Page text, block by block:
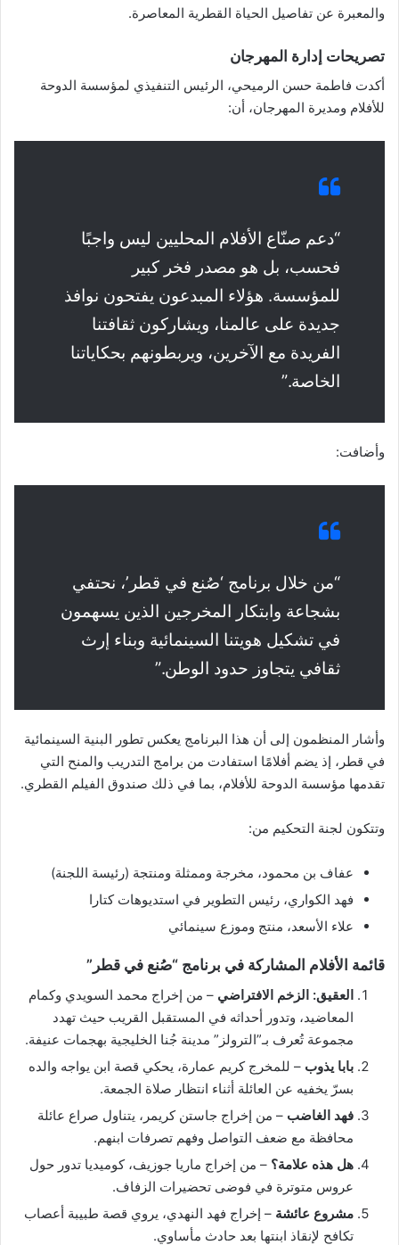
والمعبرة عن تفاصيل الحياة القطرية المعاصرة.
تصريحات إدارة المهرجان
أكدت فاطمة حسن الرميحي، الرئيس التنفيذي لمؤسسة الدوحة
للأفلام ومديرة المهرجان، أن:
“دعم صنّاع الأفلام المحليين ليس واجبًا
فحسب، بل هو مصدر فخر كبير
للمؤسسة. هؤلاء المبدعون يفتحون نوافذ
جديدة على عالمنا، ويشاركون ثقافتنا
الفريدة مع الآخرين، ويربطونهم بحكاياتنا
الخاصة.”
وأضافت:
“من خلال برنامج ‘صُنع في قطر’، نحتفي
بشجاعة وابتكار المخرجين الذين يسهمون
في تشكيل هويتنا السينمائية وبناء إرث
ثقافي يتجاوز حدود الوطن.”
وأشار المنظمون إلى أن هذا البرنامج يعكس تطور البنية السينمائية
في قطر، إذ يضم أفلامًا استفادت من برامج التدريب والمنح التي
تقدمها مؤسسة الدوحة للأفلام، بما في ذلك صندوق الفيلم القطري.
وتتكون لجنة التحكيم من:
عفاف بن محمود، مخرجة وممثلة ومنتجة (رئيسة اللجنة)
فهد الكواري، رئيس التطوير في استديوهات كتارا
علاء الأسعد، منتج وموزع سينمائي
قائمة الأفلام المشاركة في برنامج “صُنع في قطر”
العقيق: الزخم الافتراضي – من إخراج محمد السويدي وكمام
المعاضيد، وتدور أحداثه في المستقبل القريب حيث تهدد
مجموعة تُعرف بـ”الترولز” مدينة جُنا الخليجية بهجمات عنيفة.
بابا يذوب – للمخرج كريم عمارة، يحكي قصة ابن يواجه والده
بسرّ يخفيه عن العائلة أثناء انتظار صلاة الجمعة.
فهد الغاضب – من إخراج جاستن كريمر، يتناول صراع عائلة
محافظة مع ضعف التواصل وفهم تصرفات ابنهم.
هل هذه علامة؟ – من إخراج ماريا جوزيف، كوميديا تدور حول
عروس متوترة في فوضى تحضيرات الزفاف.
مشروع عائشة – إخراج فهد النهدي، يروي قصة طبيبة أعصاب
تكافح لإنقاذ ابنتها بعد حادث مأساوي.